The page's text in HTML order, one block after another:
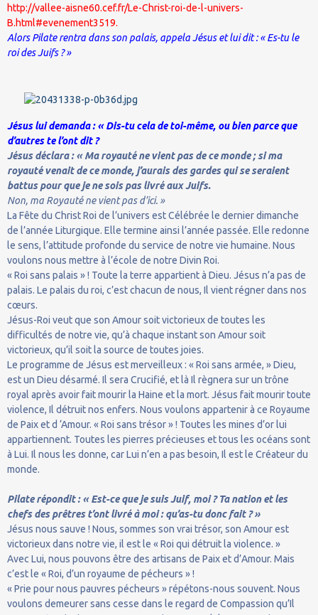
http://vallee-aisne60.cef.fr/Le-Christ-roi-de-l-univers-
B.html#evenement3519.
Alors Pilate rentra dans son palais, appela Jésus et lui dit : « Es-tu le
roi des Juifs ? »
Jésus lui demanda : « Dis-tu cela de toi-même, ou bien parce que
d’autres te l’ont dit ?
Jésus déclara : « Ma royauté ne vient pas de ce monde ; si ma
royauté venait de ce monde, j’aurais des gardes qui se seraient
battus pour que je ne sois pas livré aux Juifs.
Non, ma Royauté ne vient pas d’ici. »
La Fête du Christ Roi de l’univers est Célébrée le dernier dimanche
de l’année Liturgique. Elle termine ainsi l’année passée. Elle redonne
le sens, l’attitude profonde du service de notre vie humaine. Nous
voulons nous mettre à l’école de notre Divin Roi.
« Roi sans palais » ! Toute la terre appartient à Dieu. Jésus n’a pas de
palais. Le palais du roi, c’est chacun de nous, Il vient régner dans nos
cœurs.
Jésus-Roi veut que son Amour soit victorieux de toutes les
difficultés de notre vie, qu’à chaque instant son Amour soit
victorieux, qu’il soit la source de toutes joies.
Le programme de Jésus est merveilleux : « Roi sans armée, » Dieu,
est un Dieu désarmé. Il sera Crucifié, et là Il règnera sur un trône
royal après avoir fait mourir la Haine et la mort. Jésus fait mourir toute
violence, Il détruit nos enfers. Nous voulons appartenir à ce Royaume
de Paix et d ‘Amour. « Roi sans trésor » ! Toutes les mines d’or lui
appartiennent. Toutes les pierres précieuses et tous les océans sont
à Lui. Il nous les donne, car Lui n’en a pas besoin, Il est le Créateur du
monde.
Pilate répondit : « Est-ce que je suis Juif, moi ? Ta nation et les
chefs des prêtres t’ont livré à moi : qu’as-tu donc fait ? »
Jésus nous sauve ! Nous, sommes son vrai trésor, son Amour est
victorieux dans notre vie, il est le « Roi qui détruit la violence. »
Avec Lui, nous pouvons être des artisans de Paix et d’Amour. Mais
c’est le « Roi, d’un royaume de pécheurs » !
« Prie pour nous pauvres pécheurs » répétons-nous souvent. Nous
voulons demeurer sans cesse dans le regard de Compassion qu’Il